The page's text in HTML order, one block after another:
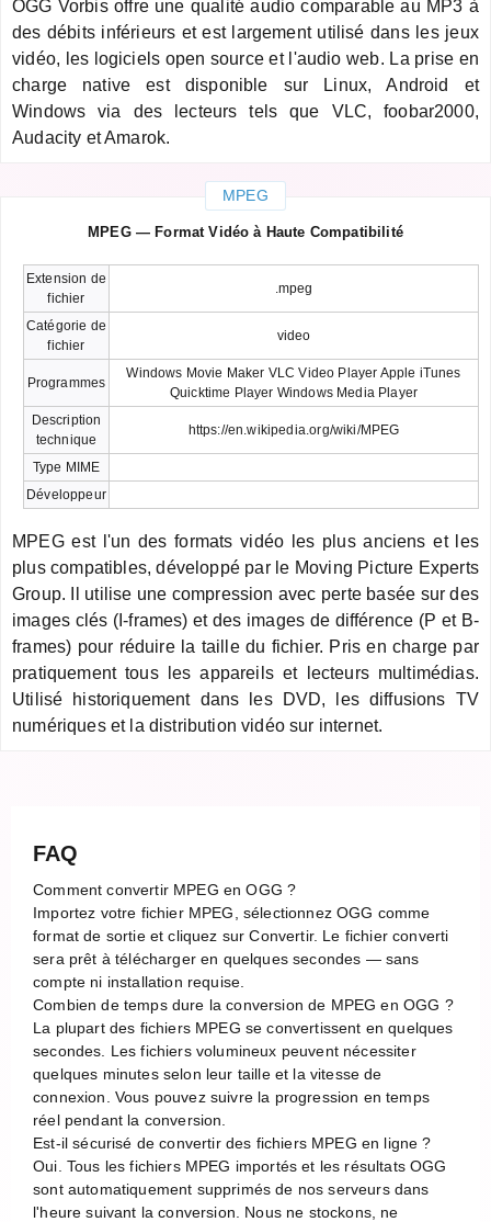
OGG Vorbis offre une qualité audio comparable au MP3 à
des débits inférieurs et est largement utilisé dans les jeux
vidéo, les logiciels open source et l'audio web. La prise en
charge native est disponible sur Linux, Android et
Windows via des lecteurs tels que VLC, foobar2000,
Audacity et Amarok.
MPEG
MPEG — Format Vidéo à Haute Compatibilité
Extension de
fichier
.mpeg
Catégorie de
fichier
video
Programmes
Windows Movie Maker VLC Video Player Apple iTunes
Quicktime Player Windows Media Player
Description
technique
https://en.wikipedia.org/wiki/MPEG
Type MIME
Développeur
MPEG est l'un des formats vidéo les plus anciens et les
plus compatibles, développé par le Moving Picture Experts
Group. Il utilise une compression avec perte basée sur des
images clés (I-frames) et des images de différence (P et B-
frames) pour réduire la taille du fichier. Pris en charge par
pratiquement tous les appareils et lecteurs multimédias.
Utilisé historiquement dans les DVD, les diffusions TV
numériques et la distribution vidéo sur internet.
FAQ
Comment convertir MPEG en OGG ?
Importez votre fichier MPEG, sélectionnez OGG comme
format de sortie et cliquez sur Convertir. Le fichier converti
sera prêt à télécharger en quelques secondes — sans
compte ni installation requise.
Combien de temps dure la conversion de MPEG en OGG ?
La plupart des fichiers MPEG se convertissent en quelques
secondes. Les fichiers volumineux peuvent nécessiter
quelques minutes selon leur taille et la vitesse de
connexion. Vous pouvez suivre la progression en temps
réel pendant la conversion.
Est-il sécurisé de convertir des fichiers MPEG en ligne ?
Oui. Tous les fichiers MPEG importés et les résultats OGG
sont automatiquement supprimés de nos serveurs dans
l'heure suivant la conversion. Nous ne stockons, ne